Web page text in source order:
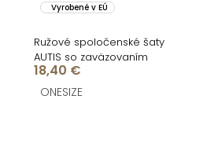
Vyrobené v EÚ
Ružové spoločenské šaty
AUTIS so zaväzovaním
18,40 €
ONESIZE